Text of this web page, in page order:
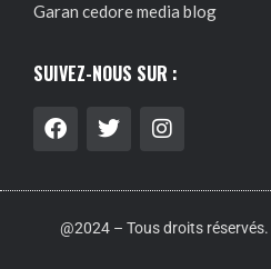
Garan cedore media blog
SUIVEZ-NOUS SUR :
@2024 – Tous droits réservés.